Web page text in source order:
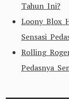
Tahun Ini?
Loony Blox
Sensasi
Rolling
Pedasnya